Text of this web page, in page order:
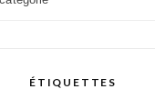
ÉTIQUETTES